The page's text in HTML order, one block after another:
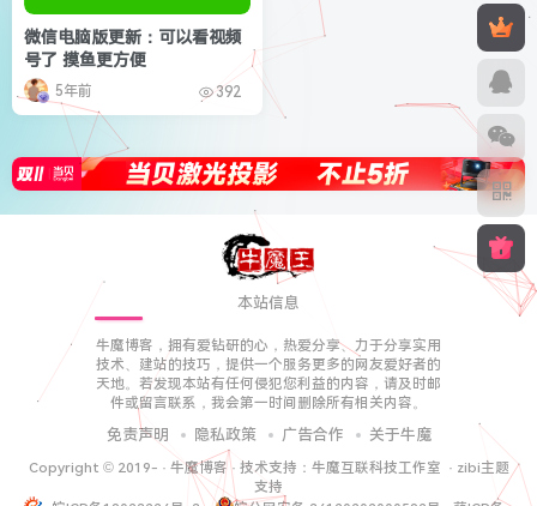
微信电脑版更新：可以看视频
号了 摸鱼更方便
5年前 392
本站信息
牛魔博客，拥有爱钻研的心，热爱分享、力于分享实用
技术、建站的技巧，提供一个服务更多的网友爱好者的
天地。若发现本站有任何侵犯您利益的内容，请及时邮
件或留言联系，我会第一时间删除所有相关内容。
免责声明 隐私政策 广告合作 关于牛魔
Copyright © 2019- · 牛魔博客· 技术支持： 牛魔互联科技工作室 · zibi主题
支持